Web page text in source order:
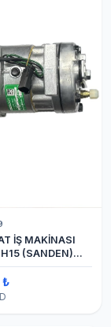
İŞ MAKİNASI
(SANDEN)
KLİMA
₺